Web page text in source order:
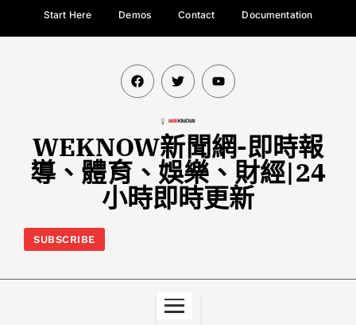
Start Here Demos Contact Documentation
WEKNOW新聞網-即時報
導、體育、娛樂、財經|24
小時即時更新
SUBSCRIBE